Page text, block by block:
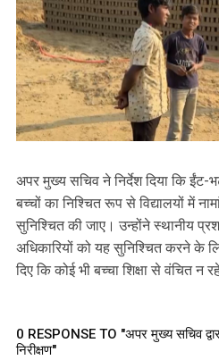
अपर मुख्य सचिव ने निर्देश दिया कि
बच्चों का निश्चित रूप से विद्यालयों में
सुनिश्चित की जाए। उन्होंने स्थानीय
अधिकारियों को यह सुनिश्चित करने के
दिए कि कोई भी बच्चा शिक्षा से वंचित न
0 RESPONSE TO "अपर मुख्य सचिव
निरीक्षण"